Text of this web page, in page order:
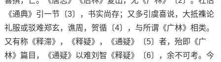
《通典》引一节〔3〕，书实尚存；又多引虞喜说，大抵襍论
礼服或驳难郑玄，谯周，贺循〔4〕，与所谓《广林》相类。
又有称《释滞》，《释疑》，《通疑》〔5〕者，殆即《广
林》篇目，《通疑》以难刘智《释疑》〔6〕，余不可考。今